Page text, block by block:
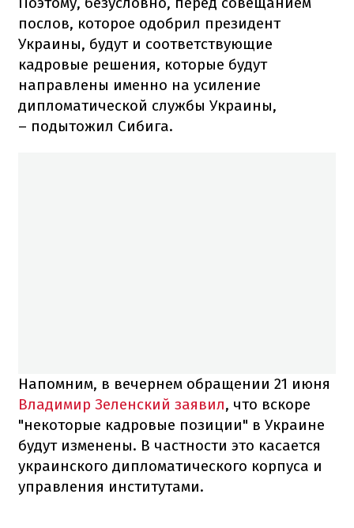
послов, которое одобрил президент
Украины, будут и соответствующие
кадровые решения, которые будут
направлены именно на усиление
дипломатической службы Украины,
– подытожил Сибига.
Напомним, в вечернем обращении 21 июня
Владимир Зеленский заявил, что вскоре
"некоторые кадровые позиции" в Украине
будут изменены. В частности это касается
украинского дипломатического корпуса и
управления институтами.